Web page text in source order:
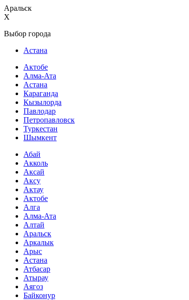
Аральск
X
Выбор города
Астана
Актобе
Алма-Ата
Астана
Караганда
Кызылорда
Павлодар
Петропавловск
Туркестан
Шымкент
Абай
Акколь
Аксай
Аксу
Актау
Актобе
Алга
Алма-Ата
Алтай
Аральск
Аркалык
Арыс
Астана
Атбасар
Атырау
Аягоз
Байконур